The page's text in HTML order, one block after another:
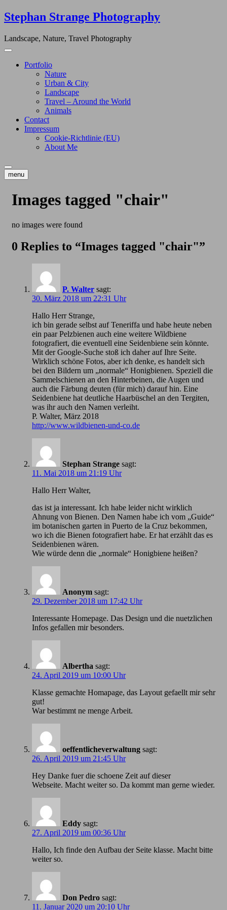
Skip
to
Stephan Strange Photography
Landscape, Nature, Travel Photography
Portfolio
Nature
Urban & City
Landscape
Travel – Around the World
Animals
Contact
Impressum
Cookie-Richtlinie (EU)
About Me
menu
Images tagged "chair"
no images were found
0 Replies to “Images tagged "chair"”
P. Walter sagt:
30. März 2018 um 22:31 Uhr
Hallo Herr Strange,
ich bin gerade selbst auf Teneriffa und habe heute neben
ein paar Pelzbienen auch eine weitere Wildbiene
fotografiert, die eventuell eine Seidenbiene sein könnte.
Mit der Google-Suche stoß ich daher auf Ihre Seite.
Wirklich schöne Fotos, aber ich denke, es handelt sich
bei den Bildern um „normale“ Honigbienen. Speziell die
Sammelschienen an den Hinterbeinen, die Augen und
auch die Färbung deuten (für mich) darauf hin. Eine
Seidenbiene hat deutliche Haarbüschel an den Tergiten,
was ihr auch den Namen verleiht.
P. Walter, März 2018
http://www.wildbienen-und-co.de
Stephan Strange sagt:
11. Mai 2018 um 21:19 Uhr
Hallo Herr Walter,
das ist ja interessant. Ich habe leider nicht wirklich
Ahnung von Bienen. Den Namen habe ich vom „Guide“
im botanischen garten in Puerto de la Cruz bekommen,
wo ich die Bienen fotografiert habe. Er hat erzählt das es
Seidenbienen wären.
Wie würde denn die „normale“ Honigbiene heißen?
Anonym sagt:
29. Dezember 2018 um 17:42 Uhr
Іnteressante Homepage. Das Design und die nuetzlichen
Infos gefallen mir besonders.
Albertha sagt:
24. April 2019 um 10:00 Uhr
Klasse gemachte Homapage, das Layout gefaellt mir sehr
gut!
War bestimmt ne menge Arbeit.
oeffentlicheverwaltung sagt:
26. April 2019 um 21:45 Uhr
Hey Danke fuer die schoene Zeit auf dieser
Webseite. Macht weiter so. Da kommt man gerne wieder.
Eddy sagt:
27. April 2019 um 00:36 Uhr
Hallo, Ich finde den Aufbau der Seite klasse. Macht bitte
weiter so.
Don Pedro sagt:
11. Januar 2020 um 20:10 Uhr